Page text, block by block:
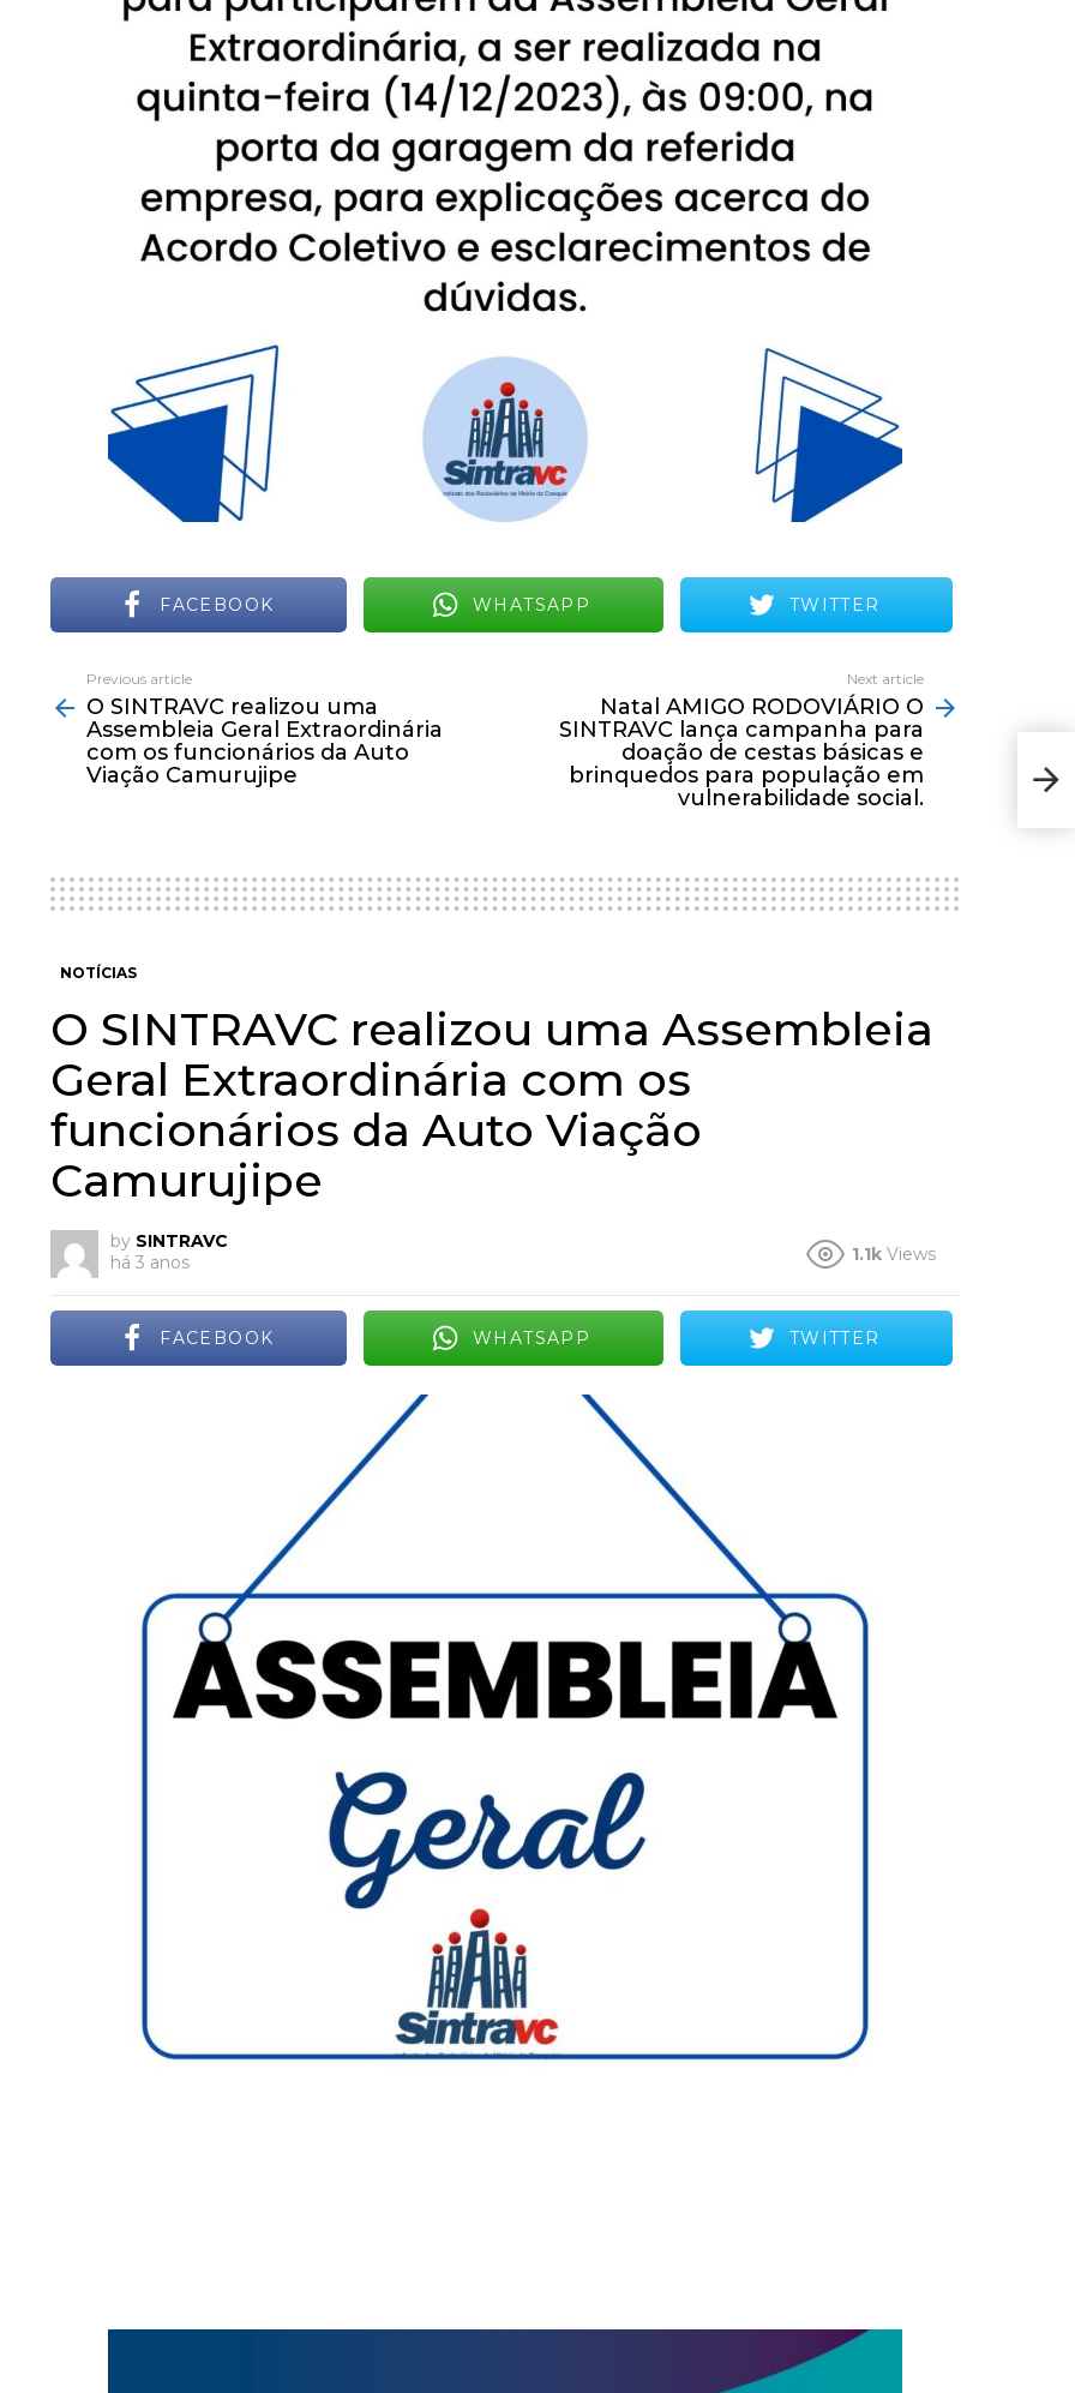
FACEBOOK WHATSAPP TWITTER
more
Previous article
O SINTRAVC realizou uma
Assembleia Geral Extraordinária
com os funcionários da Auto
Viação Camurujipe
Next article
Natal AMIGO RODOVIÁRIO O
SINTRAVC lança campanha para
doação de cestas básicas e
brinquedos para população em
vulnerabilidade social.
NOTÍCIAS
O SINTRAVC realizou uma Assembleia
Geral Extraordinária com os
funcionários da Auto Viação
Camurujipe
by SINTRAVC
há 3 anos
1.1k Views
FACEBOOK WHATSAPP TWITTER